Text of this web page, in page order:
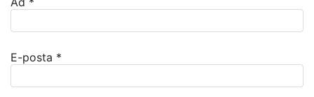
E-posta *